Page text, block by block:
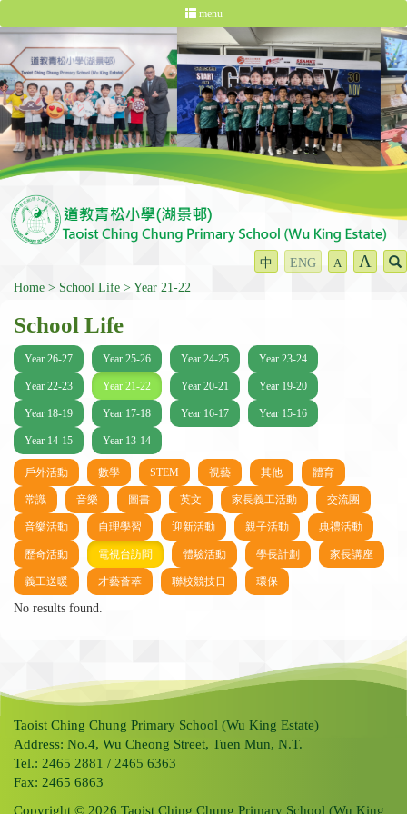
menu
中 ENG A A
Home School Life Year 21-22
School Life
Year 26-27 Year 25-26 Year 24-25 Year 23-24
Year 22-23 Year 21-22 Year 20-21 Year 19-20
Year 18-19 Year 17-18 Year 16-17 Year 15-16
Year 14-15 Year 13-14
戶外活動 數學 STEM 視藝 其他 體育
常識 音樂 圖書 英文 家長義工活動 交流團
音樂活動 自理學習 迎新活動 親子活動 典禮活動
歷奇活動 電視台訪問 體驗活動 學長計劃 家長講座
義工送暖 才藝薈萃 聯校競技日 環保
No results found.
Taoist Ching Chung Primary School (Wu King Estate)
Address: No.4, Wu Cheong Street, Tuen Mun, N.T.
Tel.: 2465 2881 / 2465 6363
Fax: 2465 6863
Copyright © 2026 Taoist Ching Chung Primary School (Wu King